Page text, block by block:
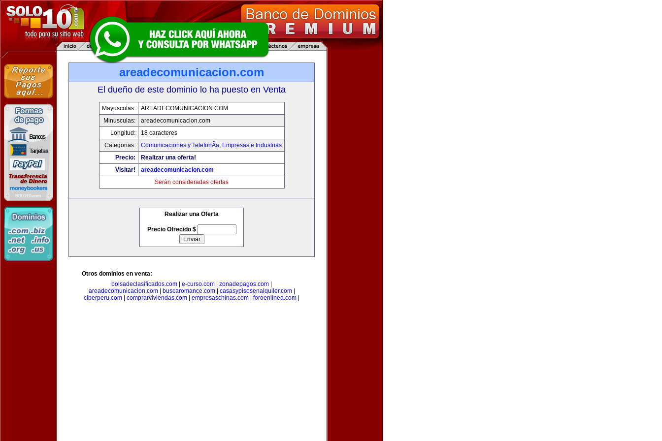
areadecomunicacion.com
El dueño de este dominio lo ha puesto en Venta
Mayusculas:
AREADECOMUNICACION.COM
Minusculas:
areadecomunicacion.com
Longitud:
18 caracteres
Categorias:
Comunicaciones y TelefonÃ­a, Empresas e Industrias
Precio:
Realizar una oferta!
Visitar!
areadecomunicacion.com
Serán consideradas ofertas
Realizar una Oferta
Precio Ofrecido $
Otros dominios en venta:
bolsadeclasificados.com
e-curso.com zonadepagos.com
areadecomunicacion.com| buscaromance.com| casasypisosenalquiler.com|
ciberperu.com
comprarviviendas.com empresaschinas.com foroenlinea.com